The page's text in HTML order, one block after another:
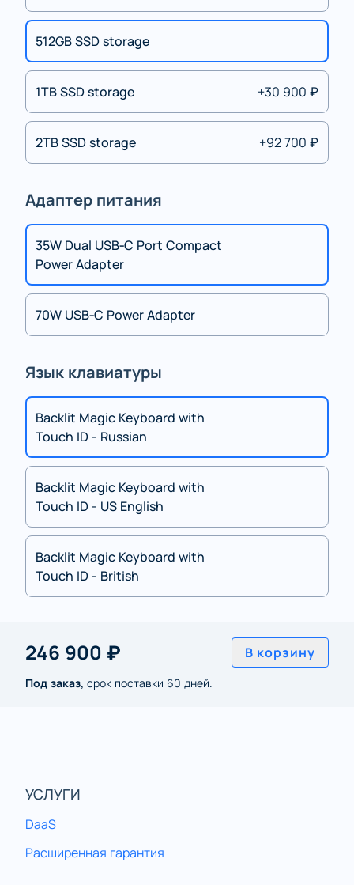
512GB SSD storage
1TB SSD storage +30 900 ₽
2TB SSD storage +92 700 ₽
Адаптер питания
35W Dual USB‑C Port Compact
Power Adapter
70W USB‑C Power Adapter
Язык клавиатуры
Backlit Magic Keyboard with
Touch ID - Russian
Backlit Magic Keyboard with
Touch ID - US English
Backlit Magic Keyboard with
Touch ID - British
246 900 ₽ В корзину
Под заказ, срок поставки 60 дней.
УСЛУГИ
DaaS
Расширенная гарантия